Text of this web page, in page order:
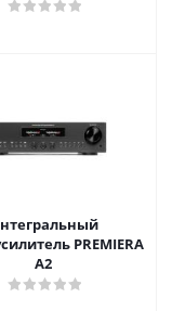
PREMIERA
A2